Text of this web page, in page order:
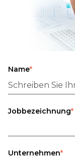
Name*
Jobbezeichnung*
Unternehmen*